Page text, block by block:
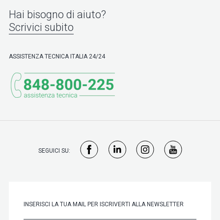
Hai bisogno di aiuto?
Scrivici subito
ASSISTENZA TECNICA ITALIA 24/24
SEGUICI SU: